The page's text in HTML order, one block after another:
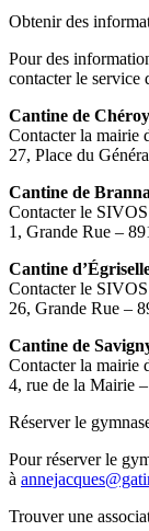
Obtenir des
Pour des
contacter le service
Cantine de Chéroy
Contacter la mairie
27, Place du
Cantine de
Contacter le
1, Grande Rue –
Cantine
Contacter le
26, Grande Rue –
Cantine de
Contacter la mairie
4, rue de la Mairie
Réserver le
Pour réserver le
à
Trouver une